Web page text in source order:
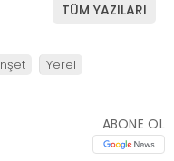
TÜM YAZILARI
Yerel
ABONE OL